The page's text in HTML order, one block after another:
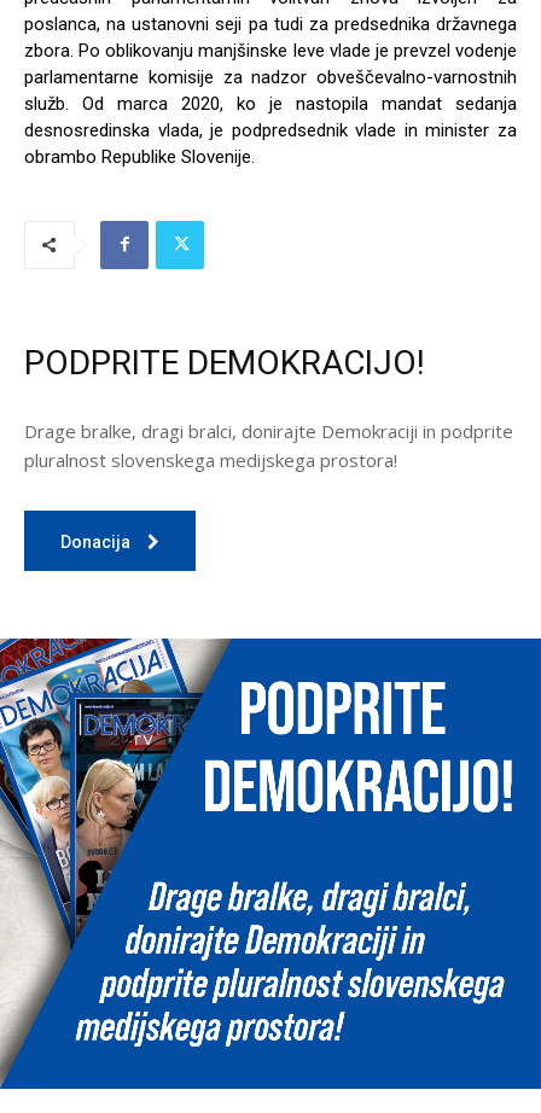
poslanca, na ustanovni seji pa tudi za predsednika državnega
zbora. Po oblikovanju manjšinske leve vlade je prevzel vodenje
parlamentarne komisije za nadzor obveščevalno-varnostnih
služb. Od marca 2020, ko je nastopila mandat sedanja
desnosredinska vlada, je podpredsednik vlade in minister za
obrambo Republike Slovenije.
PODPRITE DEMOKRACIJO!
Drage bralke, dragi bralci, donirajte Demokraciji in podprite
pluralnost slovenskega medijskega prostora!
Donacija